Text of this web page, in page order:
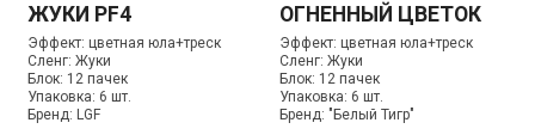
ЖУКИ PF4
Эффект: цветная юла+треск
Сленг: Жуки
Блок: 12 пачек
Упаковка: 6 шт.
Бренд: LGF
ОГНЕННЫЙ ЦВЕТОК
Эффект: цветная юла+треск
Сленг: Жуки
Блок: 12 пачек
Упаковка: 6 шт.
Бренд: "Белый Тигр"